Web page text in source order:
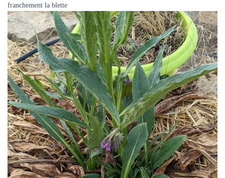
franchement la blette